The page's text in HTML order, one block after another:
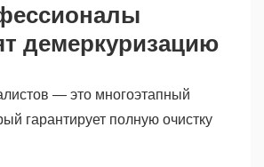
демеркуризацию
— это многоэтапный
гарантирует полную очистку